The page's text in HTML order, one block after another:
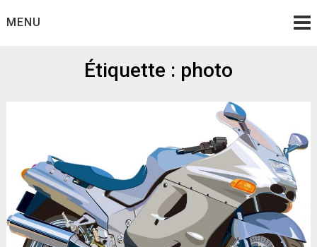
toMENU
Étiquette : photo